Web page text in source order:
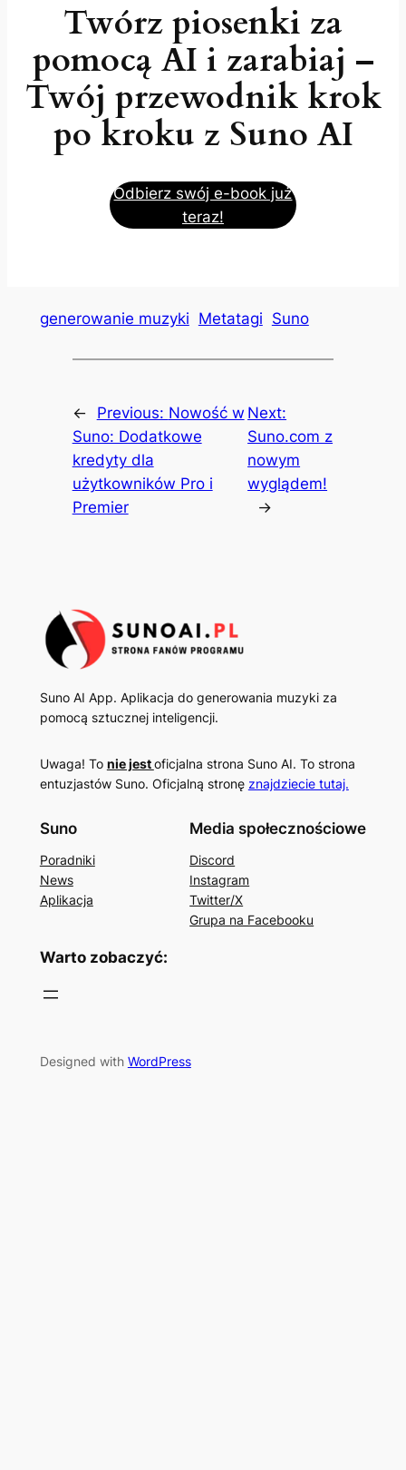
Twórz piosenki za
pomocą AI i zarabiaj –
Twój przewodnik krok
po kroku z Suno AI
Odbierz swój e-book już
teraz!
generowanie muzyki Metatagi Suno
← Previous: Nowość w
Suno: Dodatkowe
kredyty dla
użytkowników Pro i
Premier
Next:
Suno.com z
nowym
wyglądem!
→
Suno AI App. Aplikacja do generowania muzyki za
pomocą sztucznej inteligencji.
Uwaga! To nie jestoficjalna strona Suno AI. To strona
entuzjastów Suno. Oficjalną stronę znajdziecie tutaj.
Suno
Poradniki
News
Aplikacja
Media społecznościowe
Discord
Instagram
Twitter/X
Grupa na Facebooku
Warto zobaczyć:
Designed with WordPress